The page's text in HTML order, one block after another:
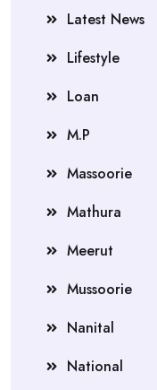
Latest News
Lifestyle
Loan
M.P
Massoorie
Mathura
Meerut
Mussoorie
Nanital
National